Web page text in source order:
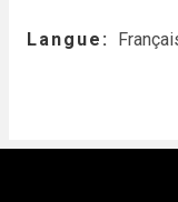
Langue